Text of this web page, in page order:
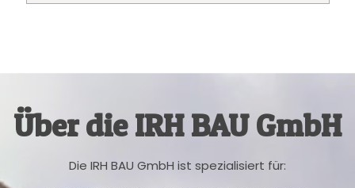
Über die IRH BAU GmbH
Die IRH BAU GmbH ist spezialisiert für: